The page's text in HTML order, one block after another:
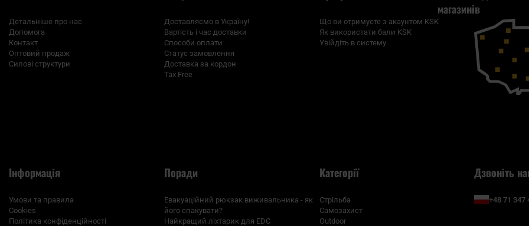
Детальніше про нас
Допомога
Контакт
Оптовий продаж
Силові структури
Доставляємо в Україну!
Вартість і час доставки
Способи оплати
Статус замовлення
Доставка за кордон
Tax Free
Що ви отримуєте з акаунтом KSK
Як використати бали KSK
Увійдіть в систему
магазинів
Інформація
Умови та правила
Cookies
Політика конфіденційності
Поради
Евакуаційний рюкзак виживальника - як
його спакувати?
Найкращий ліхтарик для EDC
Категорії
Стрільба
Самозахист
Outdoor
Дзвоніть
+48 71 347